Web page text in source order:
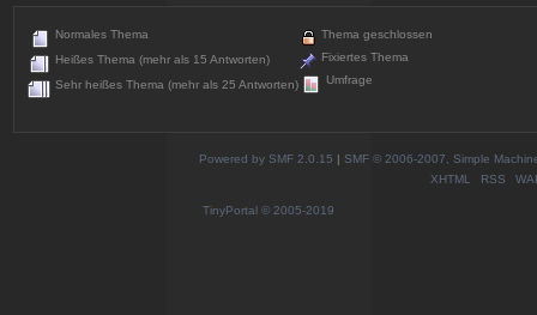
Normales Thema
Heißes Thema (mehr als 15 Antworten)
Sehr heißes Thema (mehr als 25 Antworten)
Thema geschlossen
Fixiertes Thema
Umfrage
Powered by SMF 2.0.15 | SMF © 2006-2007, Simple
XHTML
RSS
TinyPortal © 2005-2019